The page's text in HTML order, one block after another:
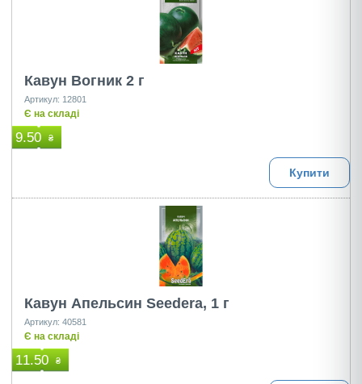
Кавун Вогник 2 г
Артикул: 12801
Є на складі
9.50 ₴
Купити
Кавун Апельсин Seedera, 1 г
Артикул: 40581
Є на складі
11.50 ₴